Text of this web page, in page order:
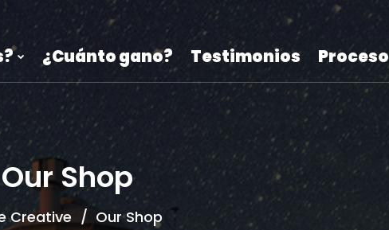
¿Cuánto gano? Testimonios Proceso
Our Shop
Creative Our Shop